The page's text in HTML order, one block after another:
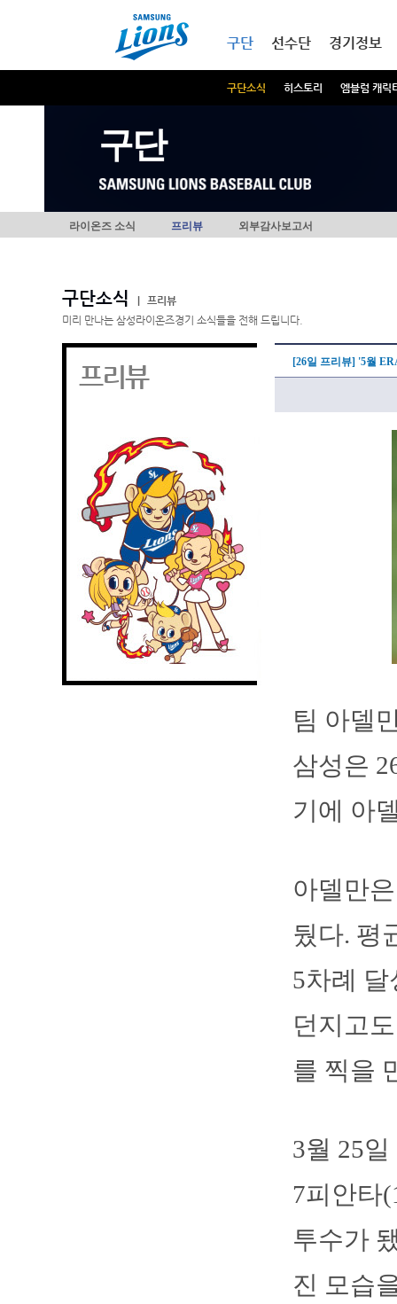
구단
구단소식 히스토리 엠블럼 캐릭
선수단 경기정보
구단
라이온즈 소식 프리뷰 외부감사보고서
구단소식
프리뷰
미리 만나는 삼성라이온즈경기 소식들을 전해 드립니다.
프리뷰 [26일 프리뷰] '5월
팀 아델
삼성은
기에 아
아델만
뒀다. 평
5차례
던지고
를 찍을
3월 25
7피안타
투수가
진 모습